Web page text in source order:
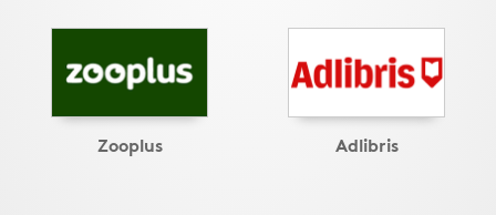
Zooplus Adlibris